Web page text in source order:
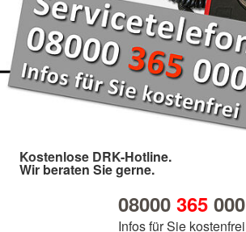
Kostenlose DRK-Hotline.
Wir beraten Sie gerne.
08000 365000
Infos für Sie kostenfrei